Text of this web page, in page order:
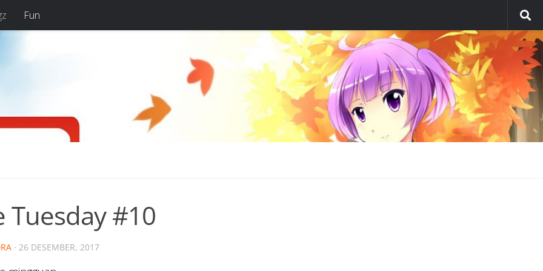
Fun
Tuesday #10
· 26 DESEMBER, 2017